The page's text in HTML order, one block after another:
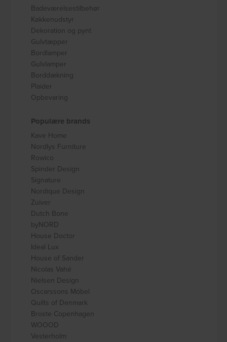
Badeværelsestilbehør
Køkkenudstyr
Dekoration og pynt
Gulvtæpper
Bordlamper
Gulvlamper
Borddækning
Plaider
Opbevaring
Populære brands
Kave Home
Nordlys Furniture
Rowico
Spinder Design
Signature
Nordique Design
Zuiver
Dutch Bone
byNORD
House Doctor
Ideal Lux
House of Sander
Nicolas Vahé
Nielsen Design
Oscarssons Móbel
Quilts of Denmark
Broste Copenhagen
WOOOD
Vesterholm